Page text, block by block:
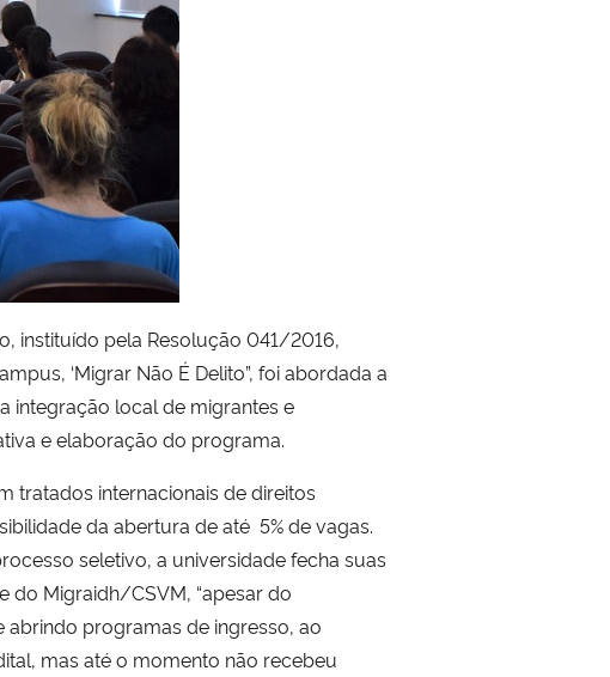
instituído pela Resolução 041/2016,
‘Migrar Não É Delito”, foi abordada a
integração local de migrantes e
e elaboração do programa.
tratados internacionais de direitos
da abertura de até 5% de vagas.
seletivo, a universidade fecha suas
do Migraidh/CSVM, “apesar do
programas de ingresso, ao
mas até o momento não recebeu